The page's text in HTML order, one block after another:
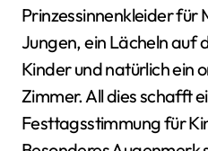
Prinzessinnenkleider für
Jungen, ein Lächeln auf
Kinder und natürlich ein
Zimmer. All dies schafft
Festtagsstimmung für